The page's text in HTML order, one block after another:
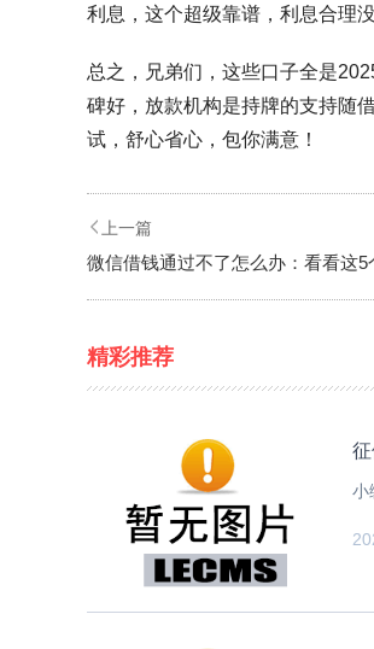
利息，这个超级靠谱，利息合理
总之，兄弟们，这些口子全是
碑好，放款机构是持牌的支持随
试，舒心省心，包你满意！
上一篇
微信借钱通过不了怎么办：看看这5
精彩推荐
小